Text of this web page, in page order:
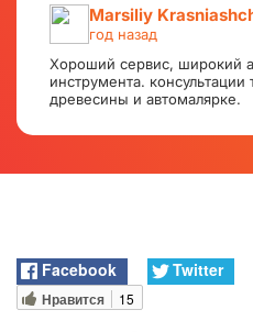
помогут
сформировать заказ.
Огромный выбор
материалов хорошего
качества по
адекватным ценам.
Доставка и
данной компанией.
Marsiliy
год назад
Хороший сервис, широкий
инструмента. консультации
древесины и автомалярке.
Facebook Twitter
Нравится 15